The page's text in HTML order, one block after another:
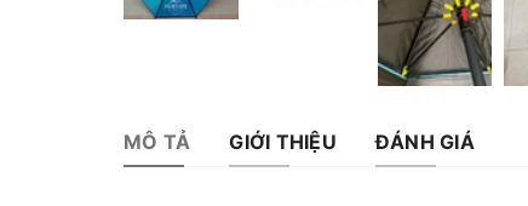
MÔ TẢ GIỚI THIỆU ĐÁNH GIÁ